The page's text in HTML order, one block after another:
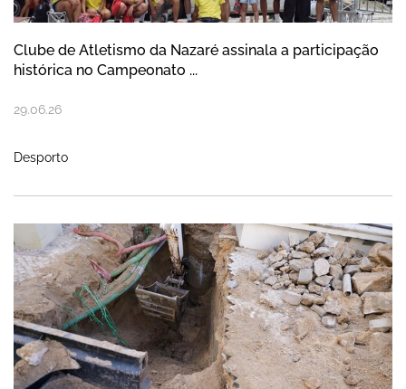
Clube de Atletismo da Nazaré assinala a participação
histórica no Campeonato ...
29.06.26
Desporto
Nazaré assegura cerca de 144 mil